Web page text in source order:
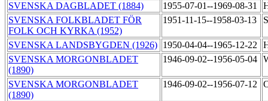
SVENSKA DAGBLADET (1884)
1955-07-01--1969-08-31
SVENSKA FOLKBLADET FÖR
FOLK OCH KYRKA (1952)
1951-11-15--1958-03-13
SVENSKA LANDSBYGDEN (1926) 1950-04-04--1965-12-22
SVENSKA MORGONBLADET
(1890)
1946-09-02--1956-05-04
SVENSKA MORGONBLADET
(1890)
1946-09-02--1956-07-12